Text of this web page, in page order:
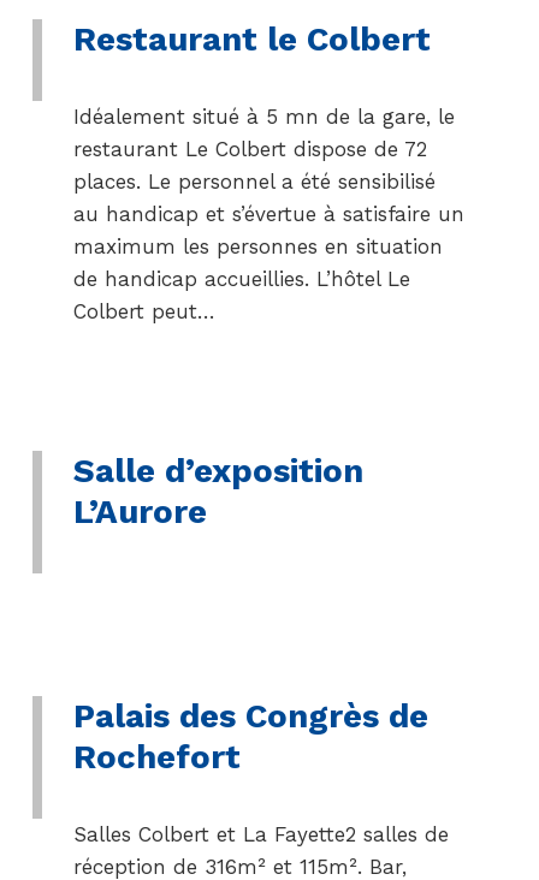
Restaurant le Colbert
Idéalement situé à 5 mn de la gare, le
restaurant Le Colbert dispose de 72
places. Le personnel a été sensibilisé
au handicap et s’évertue à satisfaire un
maximum les personnes en situation
de handicap accueillies. L’hôtel Le
Colbert peut…
Salle d’exposition
L’Aurore
Palais des Congrès de
Rochefort
Salles Colbert et La Fayette2 salles de
réception de 316m² et 115m². Bar,